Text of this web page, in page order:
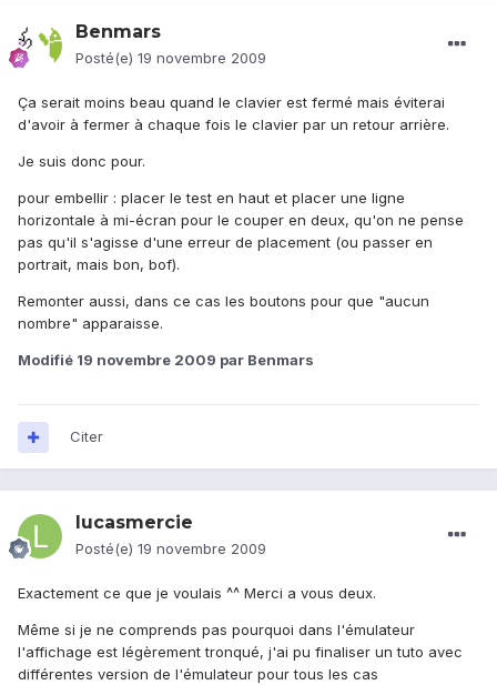
Benmars
Posté(e) 19 novembre 2009
Ça serait moins beau quand le clavier est fermé mais éviterai
d'avoir à fermer à chaque fois le clavier par un retour arrière.
Je suis donc pour.
pour embellir : placer le test en haut et placer une ligne
horizontale à mi-écran pour le couper en deux, qu'on ne pense
pas qu'il s'agisse d'une erreur de placement (ou passer en
portrait, mais bon, bof).
Remonter aussi, dans ce cas les boutons pour que "aucun
nombre" apparaisse.
Modifié 19 novembre 2009 par Benmars
Citer
lucasmercie
Posté(e) 19 novembre 2009
Exactement ce que je voulais ^^ Merci a vous deux.
Même si je ne comprends pas pourquoi dans l'émulateur
l'affichage est légèrement tronqué, j'ai pu finaliser un tuto avec
différentes version de l'émulateur pour tous les cas